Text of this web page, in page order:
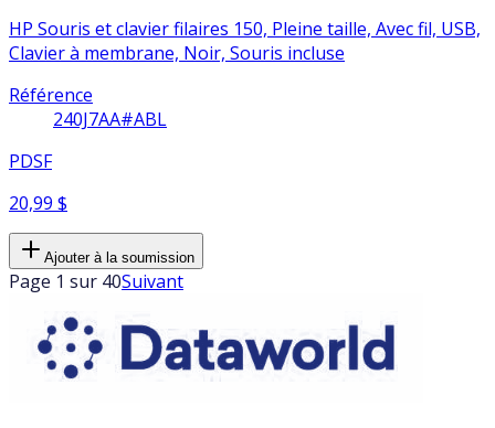
HP Souris et clavier filaires 150, Pleine taille, Avec fil, USB,
Clavier à membrane, Noir, Souris incluse
Référence
240J7AA#ABL
PDSF
20,99 $
Ajouter à la soumission
Page 1 sur 40Suivant